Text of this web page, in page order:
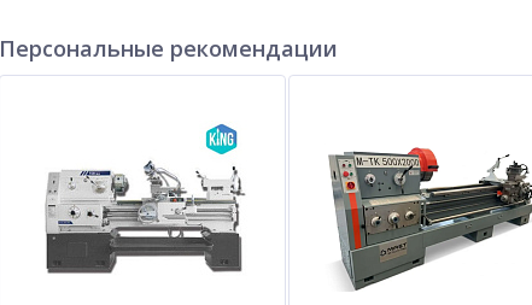
Персональные рекомендации